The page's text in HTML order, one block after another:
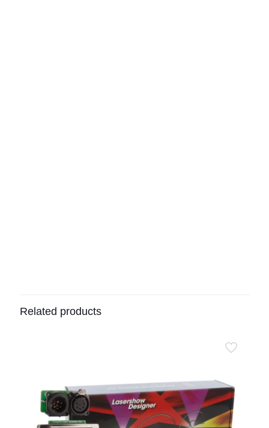
Related products